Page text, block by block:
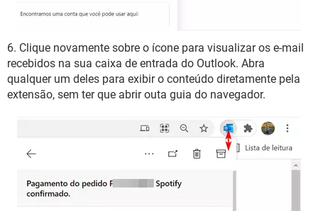
6. Clique novamente sobre o ícone para visualizar os e-mail
recebidos na sua caixa de entrada do Outlook. Abra
qualquer um deles para exibir o conteúdo diretamente pela
extensão, sem ter que abrir outa guia do navegador.